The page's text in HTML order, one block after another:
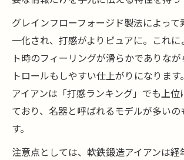
グレインフローフォージド製法によっ
一化され、打感がよりピュアに。これに
ト時のフィーリングが滑らかでありな
トロールもしやすい仕上がりになります
アイアンは「打感ランキング」でも上位
ており、名器と呼ばれるモデルが多いの
す。
注意点としては、軟鉄鍛造アイアンは経